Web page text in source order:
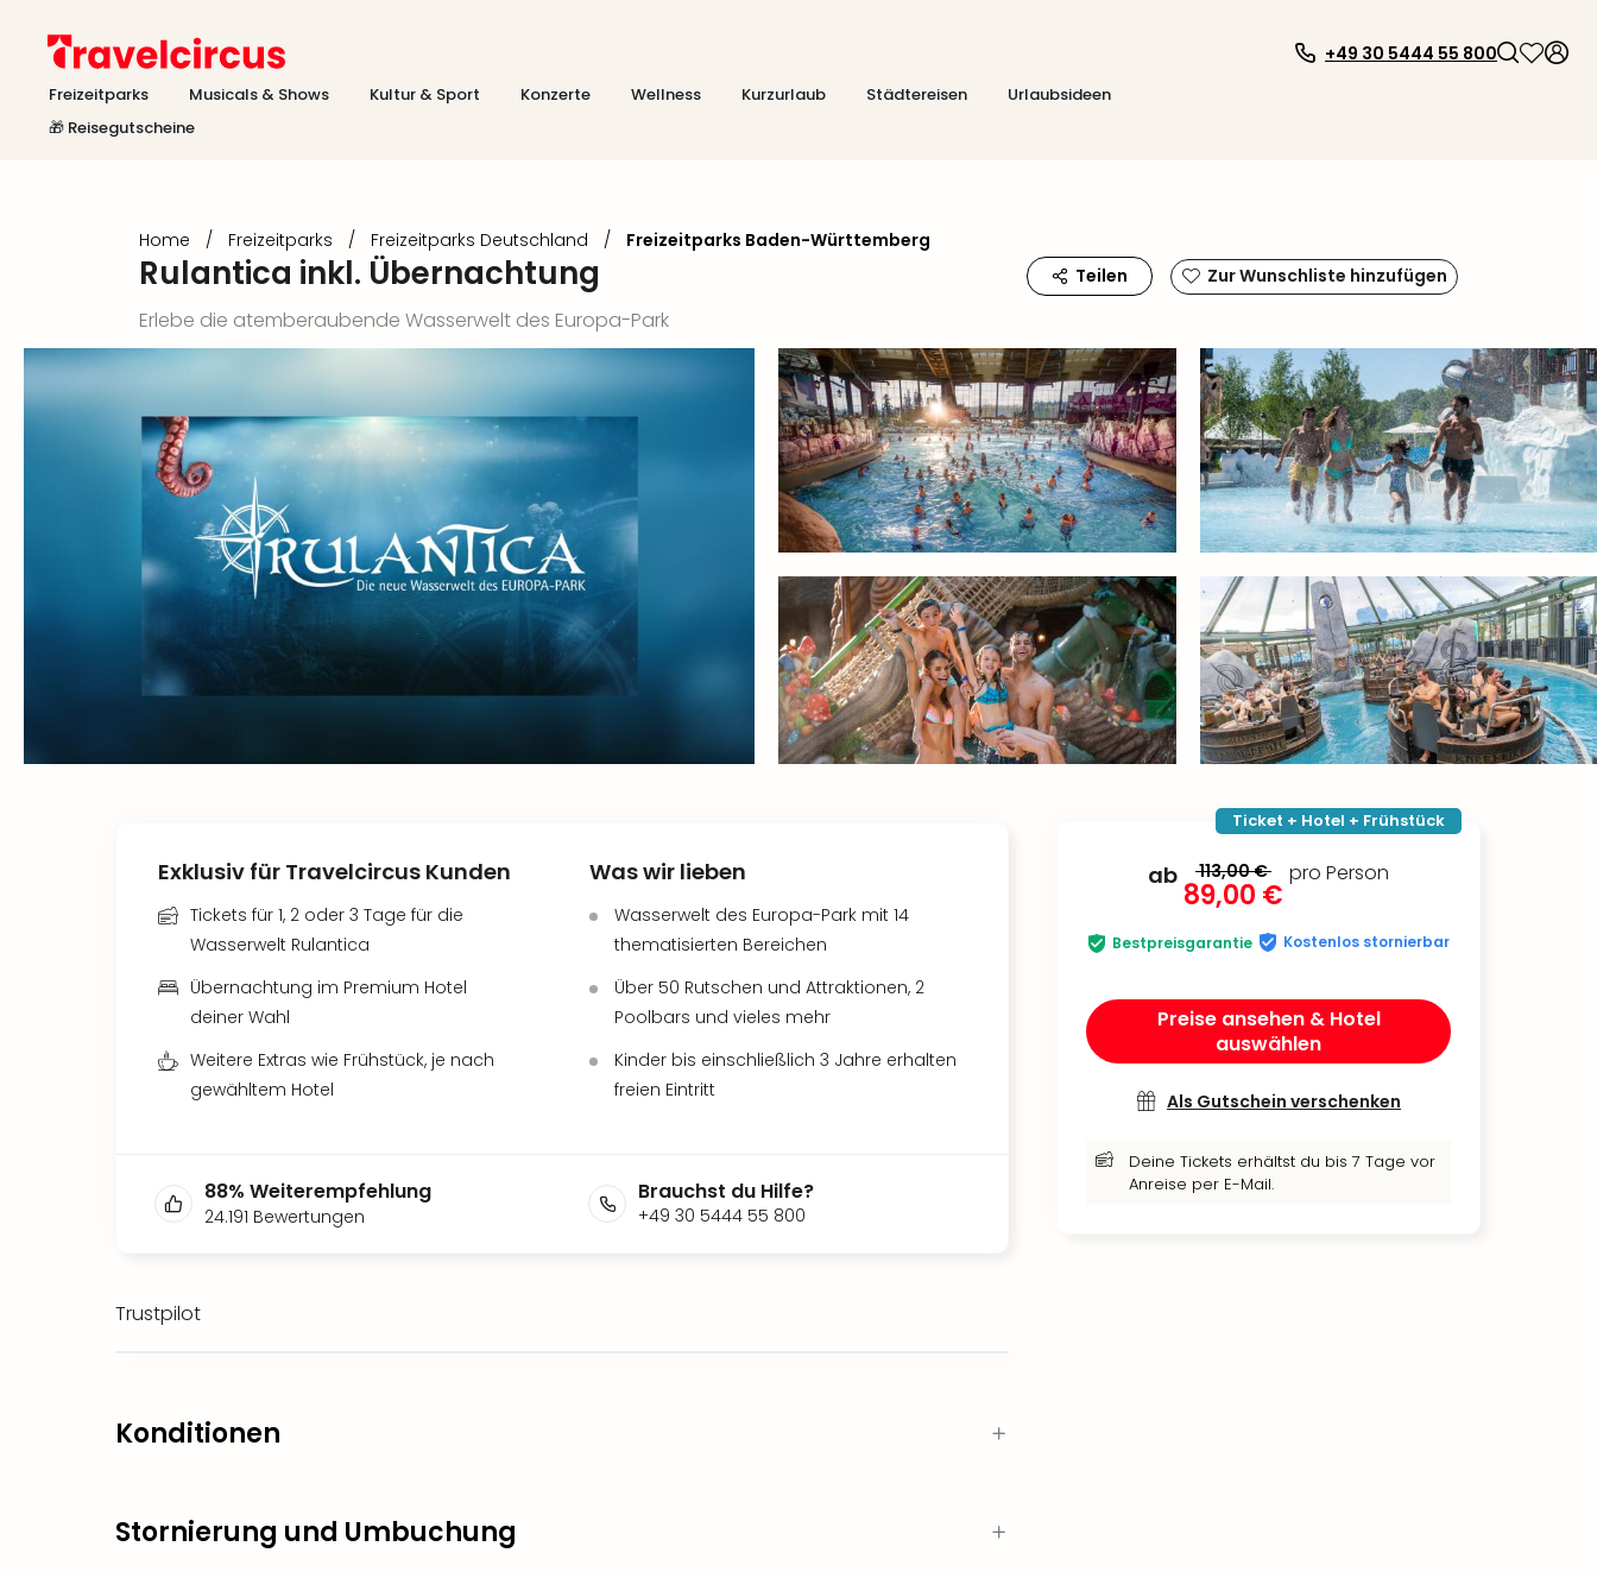
Freizeitparks Musicals & Shows Kultur & Sport Konzerte Wellness Kurzurlaub Städtereisen
Urlaubsideen
🎁 Reisegutscheine
+49 30 5444 55 800
Home / Freizeitparks / Freizeitparks Deutschland / Freizeitparks Baden-Württemberg
Rulantica inkl. Übernachtung Teilen Zur Wunschliste hinzufügen
Erlebe die atemberaubende Wasserwelt des Europa-Park
Ticket + Hotel + Frühstück
ab 113,00 €
89,00 €
pro Person
Bestpreisgarantie Kostenlos stornierbar
Preise ansehen & Hotel
auswählen
Als Gutschein verschenken
Deine Tickets erhältst du bis 7 Tage vor
Anreise per E-Mail.
Exklusiv für Travelcircus Kunden
Tickets für 1, 2 oder 3 Tage für die
Wasserwelt Rulantica
Übernachtung im Premium Hotel
deiner Wahl
Weitere Extras wie Frühstück, je nach
gewähltem Hotel
Was wir lieben
Wasserwelt des Europa-Park mit 14
thematisierten Bereichen
Über 50 Rutschen und Attraktionen, 2
Poolbars und vieles mehr
Kinder bis einschließlich 3 Jahre erhalten
freien Eintritt
88% Weiterempfehlung
24.191 Bewertungen
Brauchst du Hilfe?
+49 30 5444 55 800
Trustpilot
Konditionen
Stornierung und Umbuchung